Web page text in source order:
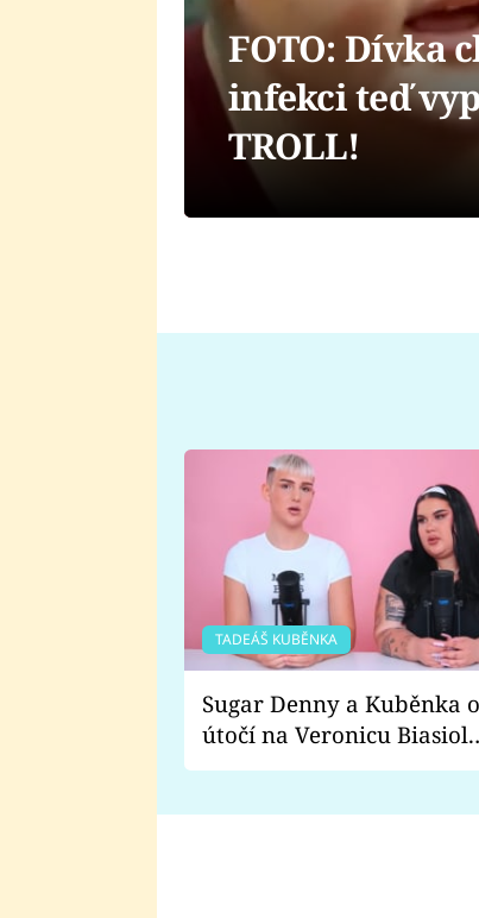
FOTO: Dívka
infekci teď
TROLL!
TADEÁŠ KUBĚNKA
Sugar Denny a Kuběnka
útočí na Veronicu Biasiol.
Proč je podle nich